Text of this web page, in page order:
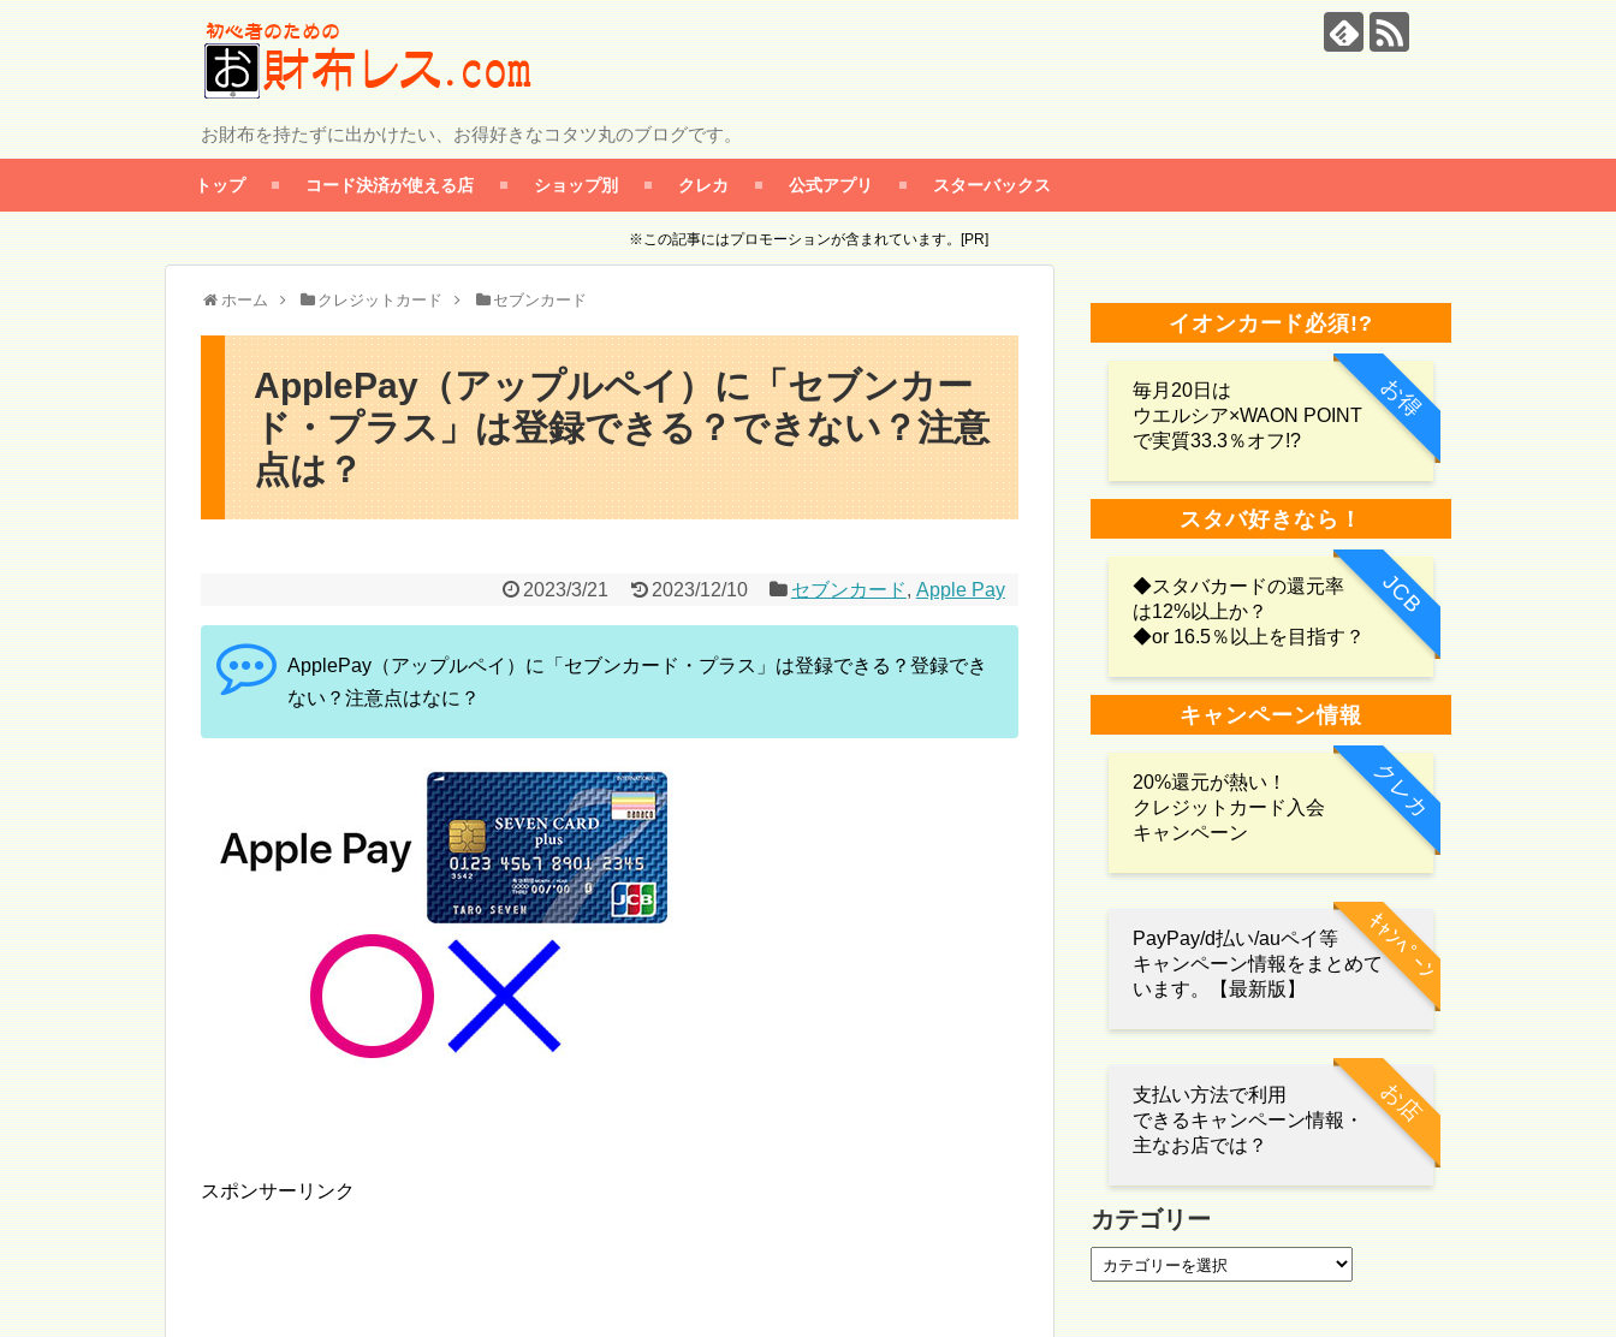
お財布を持たずに出かけたい、お得好きなコタツ丸のブログです。
トップ コード決済が使える店 ショップ別 クレカ 公式アプリ スターバックス
※この記事にはプロモーションが含まれています。[PR]
ホーム クレジットカード セブンカード
ApplePay（アップルペイ）に「セブンカー
ド・プラス」は登録できる？できない？注意
点は？
2023/3/21 2023/12/10 セブンカード, Apple Pay
ApplePay（アップルペイ）に「セブンカード・プラス」は登録できる？登録でき
ない？注意点はなに？
スポンサーリンク
イオンカード必須!?
お得
毎月20日は
ウエルシア×WAON POINT
で実質33.3％オフ!?
スタバ好きなら！
JCB
◆スタバカードの還元率
は12%以上か？
◆or 16.5％以上を目指す？
キャンペーン情報
クレカ
20%還元が熱い！
クレジットカード入会
キャンペーン
ｷｬﾝﾍﾟｰﾝ
PayPay/d払い/auペイ等
キャンペーン情報をまとめて
います。【最新版】
お店
支払い方法で利用
できるキャンペーン情報・
主なお店では？
カテゴリー